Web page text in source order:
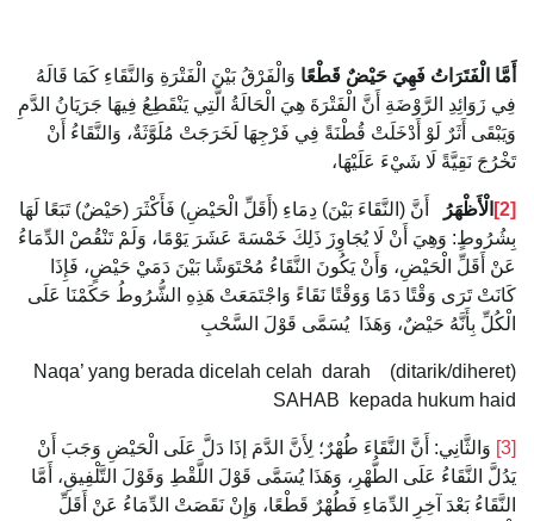
أَمَّا الْفَتَرَاتُ فَهِيَ حَيْضٌ قَطْعًا وَالْفَرْقُ بَيْنَ الْفَتْرَةِ وَالنَّقَاءِ كَمَا قَالَهُ
فِي زَوَائِدِ الرَّوْضَةِ أَنَّ الْفَتْرَةَ هِيَ الْحَالَةُ الَّتِي يَنْقَطِعُ فِيهَا جَرَيَانُ الدَّمِ
وَيَبْقَى أَثَرٌ لَوْ أَدْخَلَتْ قُطْنَةً فِي فَرْجِهَا لَخَرَجَتْ مُلَوَّثَةٌ، وَالنَّقَاءُ أَنْ
تَخْرُجَ نَقِيَّةً لَا شَيْءَ عَلَيْهَا،
[2] الْأَظْهَرُ
أَنَّ (النَّقَاءَ بَيْنَ) دِمَاءِ (أَقَلِّ الْحَيْضِ) فَأَكْثَرَ (حَيْضٌ) تَبَعًا لَهَا
بِشُرُوطٍ: وَهِيَ أَنْ لَا يُجَاوِزَ ذَلِكَ خَمْسَةَ عَشَرَ يَوْمًا، وَلَمْ تَنْقُصْ الدِّمَاءُ
عَنْ أَقَلِّ الْحَيْضِ، وَأَنْ يَكُونَ النَّقَاءُ مُحْتَوَشًا بَيْنَ دَمَيْ حَيْضٍ، فَإِذَا
كَانَتْ تَرَى وَقْتًا دَمًا وَوَقْتًا نَقَاءً وَاجْتَمَعَتْ هَذِهِ الشُّرُوطُ حَكَمْنَا عَلَى
الْكُلِّ بِأَنَّهُ حَيْضٌ، وَهَذَا يُسَمَّى قَوْلَ السَّحْبِ
Naqa’ yang berada dicelah celah darah (ditarik/diheret)
SAHAB kepada hukum haid
[3]
وَالثَّانِي: أَنَّ النَّقَاءَ طُهْرٌ؛ لِأَنَّ الدَّمَ إذَا دَلَّ عَلَى الْحَيْضِ وَجَبَ أَنْ
يَدُلَّ النَّقَاءُ عَلَى الطُّهْرِ، وَهَذَا يُسَمَّى قَوْلَ اللَّقْطِ وَقَوْلَ التَّلْفِيقِ، أَمَّا
النَّقَاءُ بَعْدَ آخِرِ الدِّمَاءِ فَطُهْرٌ قَطْعًا، وَإِنْ نَقَصَتْ الدِّمَاءُ عَنْ أَقَلِّ